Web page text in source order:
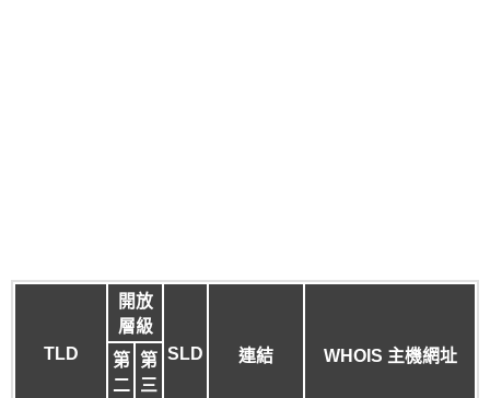
TLD
開放
層級
SLD
連結 WHOIS 主機網址
第
二
第
三